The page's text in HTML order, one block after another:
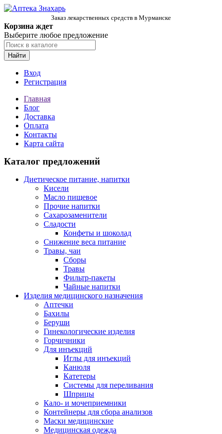
Заказ лекарственных средств в Мурманске
Корзина ждет
Выберите любое предложение
Найти
Вход
Регистрация
Главная
Блог
Доставка
Оплата
Контакты
Карта сайта
Каталог предложений
Диетическое питание, напитки
Кисели
Масло пищевое
Прочие напитки
Сахарозаменители
Сладости
Конфеты и шоколад
Снижение веса питание
Травы, чаи
Сборы
Травы
Фильтр-пакеты
Чайные напитки
Изделия медицинского назначения
Аптечки
Бахилы
Беруши
Гинекологические изделия
Горчичники
Для инъекций
Иглы для инъекций
Канюля
Катетеры
Системы для переливания
Шприцы
Кало- и мочеприемники
Контейнеры для сбора анализов
Маски медицинские
Медицинская одежда